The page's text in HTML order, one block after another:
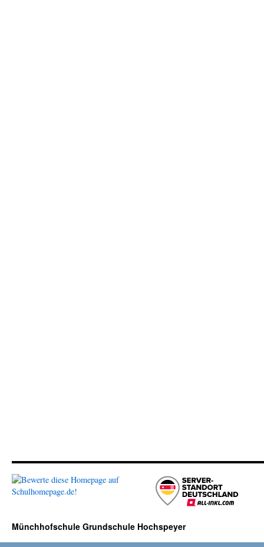
Münchhofschule Grundschule Hochspeyer